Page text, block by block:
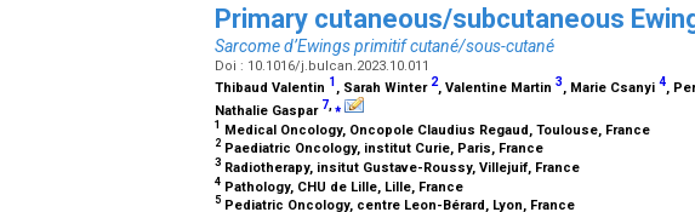
Primary cutaneous/subcutaneous
Sarcome d’Ewings primitif cutané/sous-cutané
Doi : 10.1016/j.bulcan.2023.10.011
Thibaud Valentin 1 , Sarah Winter 2, Valentine Martin 3, Marie Csanyi 4,
Nathalie Gaspar 7 ⁎
1 Medical Oncology, Oncopole Claudius Regaud, Toulouse, France
2 Paediatric Oncology, institut Curie, Paris, France
3 Radiotherapy, insitut Gustave-Roussy, Villejuif, France
4 Pathology, CHU de Lille, Lille, France
5 Pediatric Oncology, centre Leon-Bérard, Lyon, France